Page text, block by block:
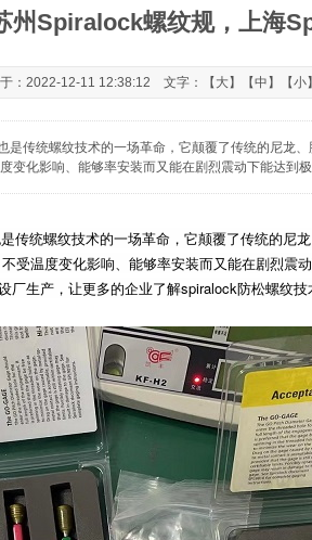
州Spiralock螺纹规，上海
：2022-12-11 12:38:12 文字：【 大】【中 】【小】
传统螺纹技术的一场革命，它颠覆了传统的尼龙
化影响、能够率安装而又能在剧烈震动下能达到
统螺纹技术的一场革命，它颠覆了传统的尼
受温度变化影响、能够率安装而又能在剧烈震
生产，让更多的企业了解spiralock防松螺纹